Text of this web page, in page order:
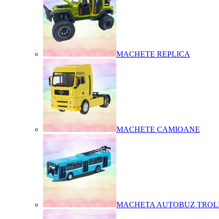
MACHETE REPLICA
MACHETE CAMIOANE
MACHETA AUTOBUZ